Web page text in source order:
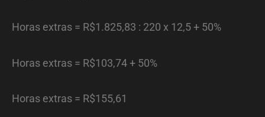
Horas extras = R$1.825,83 : 220 x 12,5 + 50%
Horas extras = R$103,74 + 50%
Horas extras = R$155,61